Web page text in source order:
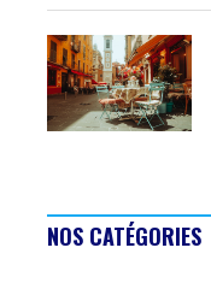
NOS CATÉGORIES